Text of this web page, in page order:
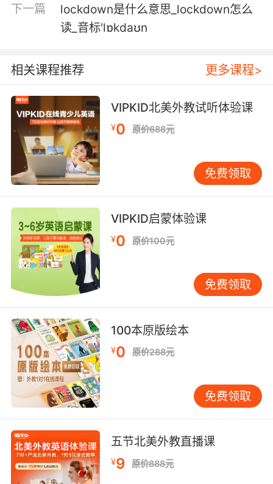
下一篇
lockdown是什么意思_lockdown怎么
读_音标'lɒkdaʊn
相关课程推荐 更多课程>
VIPKID北美外教试听体验课
¥0 原价688元
免费领取
VIPKID启蒙体验课
¥0 原价100元
免费领取
100本原版绘本
¥0 原价288元
免费领取
五节北美外教直播课
¥9 原价888元